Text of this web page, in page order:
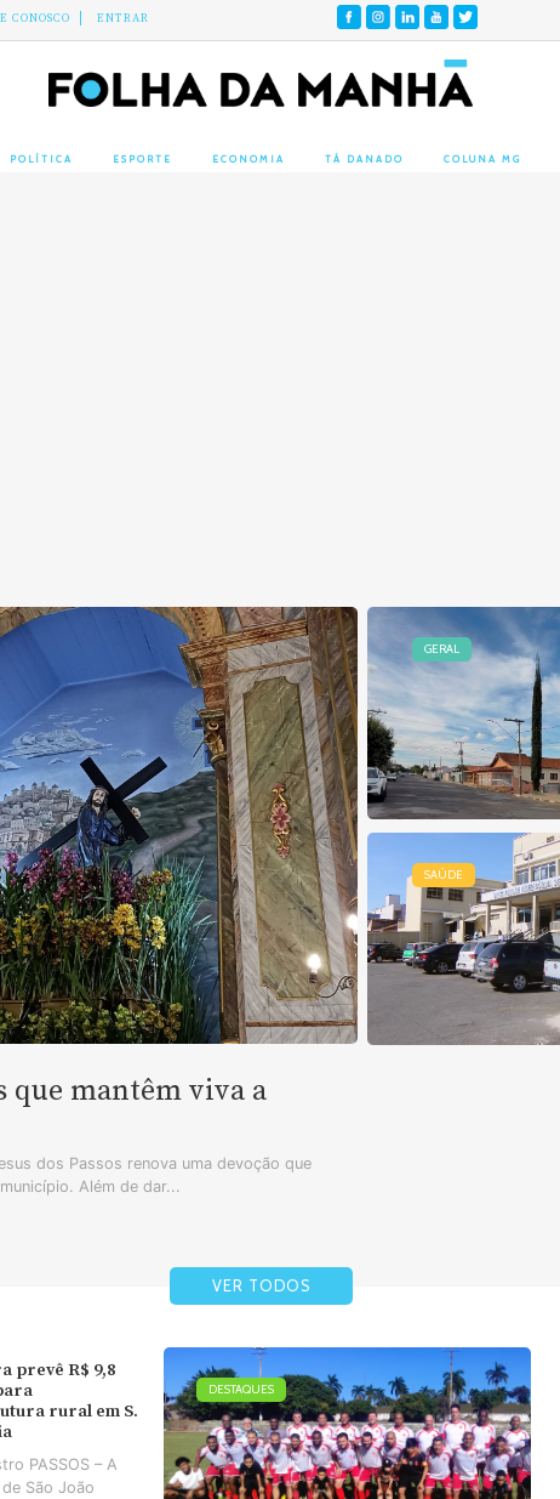
CONOSCO ENTRAR
POLÍTICA ESPORTE ECONOMIA TÁ DANADO COLUNA MG
que mantêm viva a
dos Passos renova uma devoção que
Além de dar...
GERAL
SAÚDE
VER TODOS
prevê R$ 9,8
rural em S.
PASSOS – A
São João
DESTAQUES